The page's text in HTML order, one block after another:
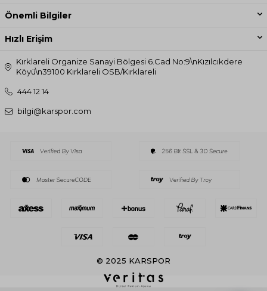
Önemli Bilgiler
Hızlı Erişim
Kırklareli Organize Sanayi Bölgesi 6.Cad No:9\nKızılcıkdere
Köyü\n39100 Kırklareli OSB/Kırklareli
444 12 14
bilgi@karspor.com
© 2025 KARSPOR